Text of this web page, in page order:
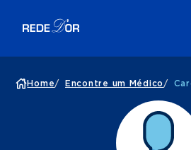
Home/ Encontre um Médico /